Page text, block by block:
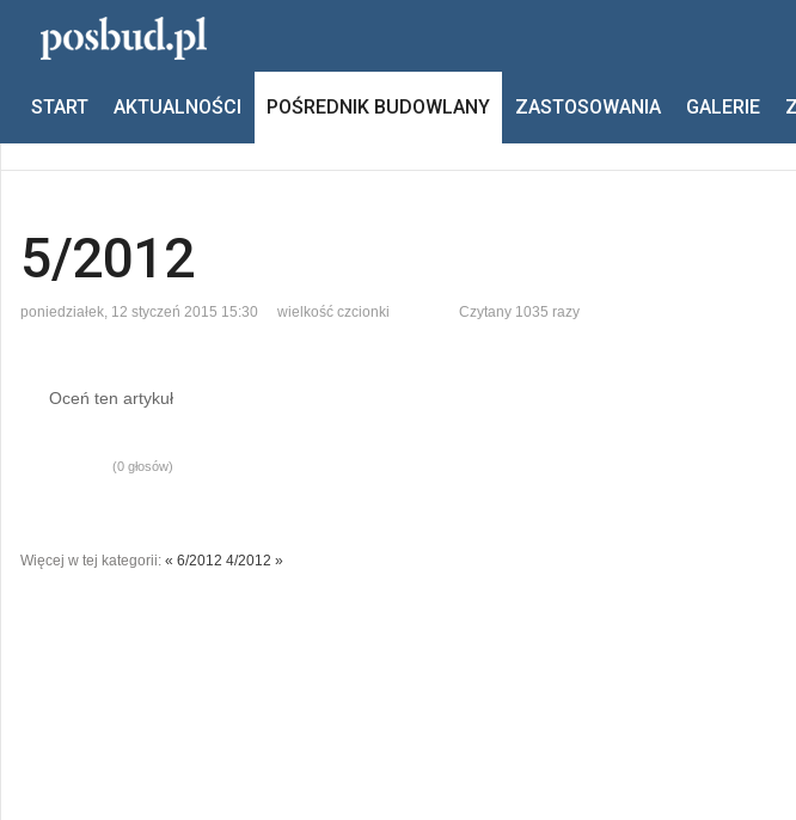
START AKTUALNOŚCI POŚREDNIK BUDOWLANY ZASTOSOWANIA GALERIE
Jesteś tutaj: Start Pośrednik budowlany 5/2012
5/2012
poniedziałek, 12 styczeń 2015 15:30 wielkość czcionki Czytany 1035 razy
Oceń ten artykuł
(0 głosów)
Więcej w tej kategorii: « 6/2012 4/2012 »